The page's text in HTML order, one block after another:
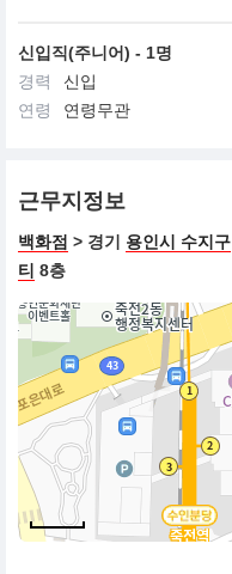
신입직(주니어) - 1명
경력
신입
연령
연령무관
근무지정보
백화점 > 경기 용인시 수지구
티 8층